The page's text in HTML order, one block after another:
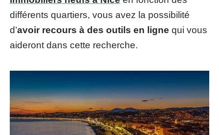
différents quartiers, vous avez la possibilité
d’avoir recours à des outils en ligne qui vous
aideront dans cette recherche.